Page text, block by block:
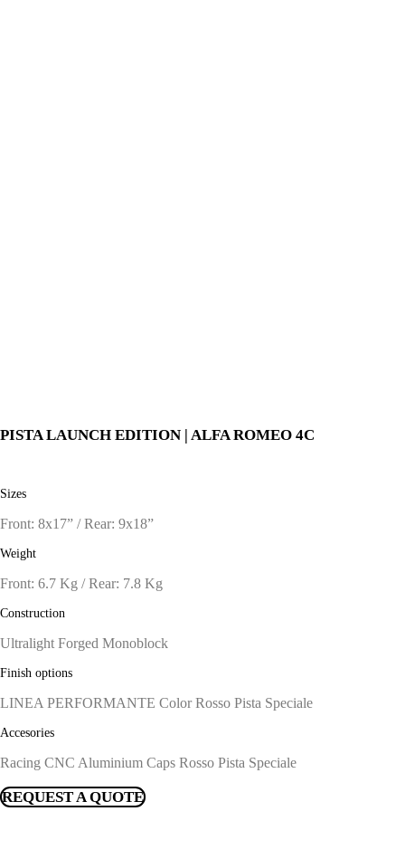
PISTA LAUNCH EDITION | ALFA ROMEO 4C
Sizes
Front: 8x17” / Rear: 9x18”
Weight
Front: 6.7 Kg / Rear: 7.8 Kg
Construction
Ultralight Forged Monoblock
Finish options
LINEA PERFORMANTE Color Rosso Pista Speciale
Accesories
Racing CNC Aluminium Caps Rosso Pista Speciale
REQUEST A QUOTE